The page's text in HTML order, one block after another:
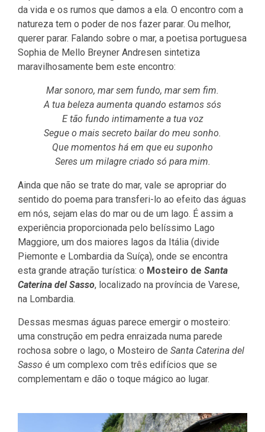
da vida e os rumos que damos a ela. O encontro com a
natureza tem o poder de nos fazer parar. Ou melhor,
querer parar. Falando sobre o mar, a poetisa portuguesa
Sophia de Mello Breyner Andresen sintetiza
maravilhosamente bem este encontro:
Mar sonoro, mar sem fundo, mar sem fim.
A tua beleza aumenta quando estamos sós
E tão fundo intimamente a tua voz
Segue o mais secreto bailar do meu sonho.
Que momentos há em que eu suponho
Seres um milagre criado só para mim.
Ainda que não se trate do mar, vale se apropriar do
sentido do poema para transferi-lo ao efeito das águas
em nós, sejam elas do mar ou de um lago. É assim a
experiência proporcionada pelo belíssimo Lago
Maggiore, um dos maiores lagos da Itália (divide
Piemonte e Lombardia da Suíça), onde se encontra
esta grande atração turística: o Mosteiro de Santa
Caterina del Sasso, localizado na província de Varese,
na Lombardia.
Dessas mesmas águas parece emergir o mosteiro:
uma construção em pedra enraizada numa parede
rochosa sobre o lago, o Mosteiro de Santa Caterina del
Sasso é um complexo com três edifícios que se
complementam e dão o toque mágico ao lugar.